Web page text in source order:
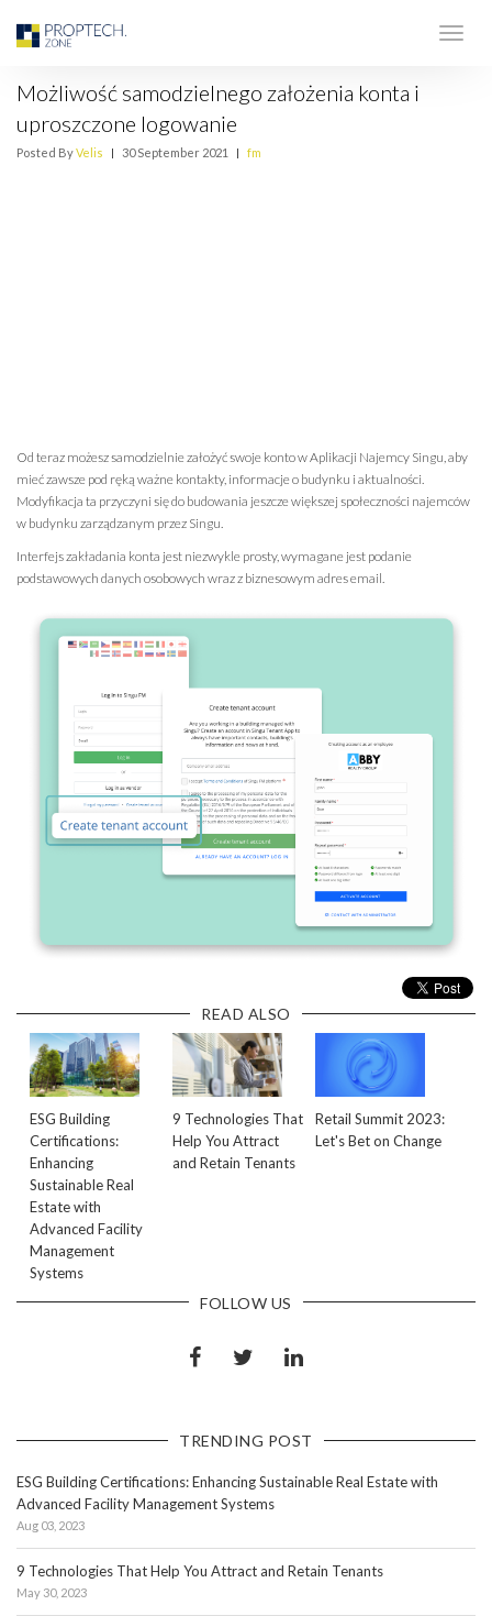
Możliwość samodzielnego założenia konta i
uproszczone logowanie
Posted ByVelis | 30 September 2021 | fm
Od teraz możesz samodzielnie założyć swoje konto w Aplikacji Najemcy Singu, aby
mieć zawsze pod ręką ważne kontakty, informacje o budynku i aktualności.
Modyfikacja ta przyczyni się do budowania jeszcze większej społeczności najemców
w budynku zarządzanym przez Singu.
Interfejs zakładania konta jest niezwykle prosty, wymagane jest podanie
podstawowych danych osobowych wraz z biznesowym adres email.
READ ALSO
ESG Building
Certifications:
Enhancing
Sustainable Real
Estate with
Advanced Facility
Management
Systems
9 Technologies That
Help You Attract
and Retain Tenants
Retail Summit 2023:
Let's Bet on Change
FOLLOW US
TRENDING POST
ESG Building Certifications: Enhancing Sustainable Real Estate with
Advanced Facility Management Systems
Aug 03, 2023
9 Technologies That Help You Attract and Retain Tenants
May 30, 2023